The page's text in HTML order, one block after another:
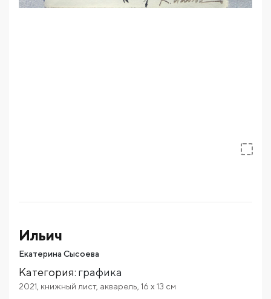
Ильич
Екатерина Сысоева
Категория: графика
2021 книжный лист, акварель 16 x 13 см